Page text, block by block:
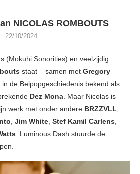
NICOLAS ROMBOUTS
22/10/2024
(Mokuhi Sonorities) en veelzijdig
staat – samen met Gregory
de Belpopgeschiedenis bekend als
Dez Mona. Maar Nicolas is
werk met onder andere BRZZVLL,
, Jim White, Stef Kamil Carlens,
. Luminous Dash stuurde de